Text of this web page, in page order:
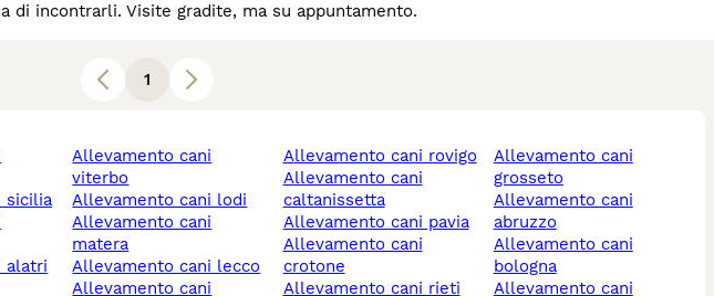
di incontrarli. Visite gradite, ma su appuntamento.
1
sicilia
allevamento cani
viterbo
allevamento cani lodi
allevamento cani
matera
allevamento cani lecco
allevamento cani
allevamento cani rovigo
allevamento cani
caltanissetta
allevamento cani pavia
allevamento cani
crotone
allevamento cani rieti
allevamento cani
grosseto
allevamento cani
abruzzo
allevamento cani
bologna
allevamento cani